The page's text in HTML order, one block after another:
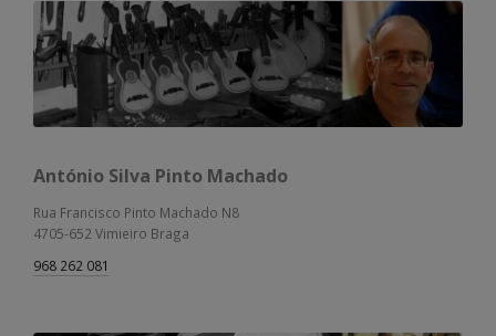
António Silva Pinto Machado
Rua Francisco Pinto Machado N8
4705-652 Vimieiro Braga
968 262 081